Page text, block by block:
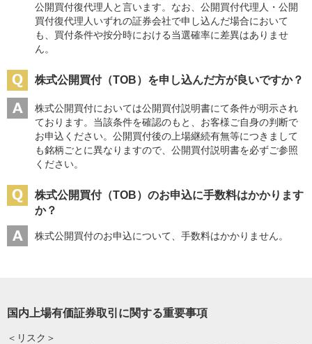
公開買付復代理人と言います。なお、公開買付代理人・公開
買付復代理人いずれの証券会社で申し込んだ場合において
も、買付条件や按分時における当選確率に差異はありませ
ん。
株式公開買付（TOB）を申し込んだ方が良いですか？
株式公開買付においては公開買付説明書にて条件が明示され
ております。当該条件を確認のもと、お客様ご自身の判断で
お申込ください。公開買付後の上場継続有無等につきまして
も銘柄ごとに異なりますので、公開買付説明書を必ずご参照
ください。
株式公開買付（TOB）のお申込に手数料はかかります
か？
株式公開買付のお申込について、手数料はかかりません。
国内上場有価証券取引に関する重要事項
＜リスク＞